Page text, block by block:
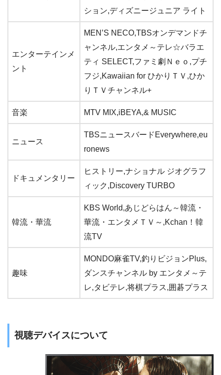
ション,ディズニージュニア ライト
エンターテインメ
ント
MEN’S NECO,TBSオンデマンドチ
ャンネル,エンタメ～テレ☆バラエ
ティ SELECT,ファミ劇Ｎｅｏ,プチ
フジ,Kawaiian for ひかりＴＶ,ひか
りＴＶチャンネル+
音楽 MTV MIX,iBEYA,& MUSIC
ニュース
TBSニュースバードEverywhere,eu
ronews
ドキュメンタリー
ヒストリー,ナショナル ジオグラフ
ィック,Discovery TURBO
韓流・華流
KBS World,あじどらはん～韓流・
華流・エンタメＴＶ～,Kchan！韓
流TV
趣味
MONDO麻雀TV,釣りビジョンPlus,
ダンスチャンネル by エンタメ～テ
レ,タビテレ,将棋プラス,囲碁プラス
視聴デバイスについて